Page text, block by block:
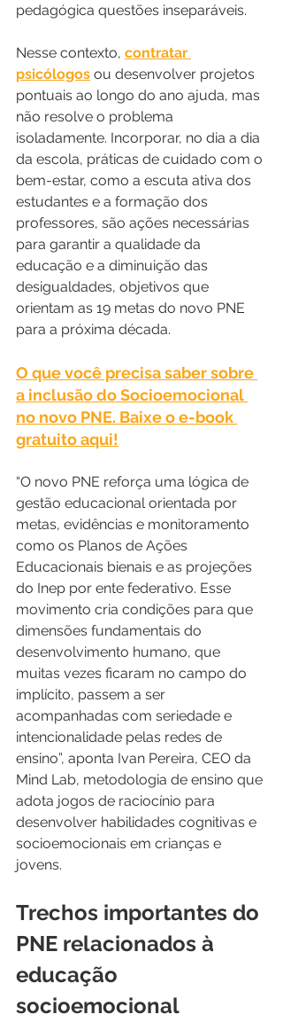
pedagógica questões inseparáveis.
Nesse contexto, contratar
psicólogos ou desenvolver projetos
pontuais ao longo do ano ajuda, mas
não resolve o problema
isoladamente. Incorporar, no dia a dia
da escola, práticas de cuidado com o
bem-estar, como a escuta ativa dos
estudantes e a formação dos
professores, são ações necessárias
para garantir a qualidade da
educação e a diminuição das
desigualdades, objetivos que
orientam as 19 metas do novo PNE
para a próxima década.
O que você precisa saber sobre
a inclusão do Socioemocional
no novo PNE. Baixe o e-book
gratuito aqui!
“O novo PNE reforça uma lógica de
gestão educacional orientada por
metas, evidências e monitoramento
como os Planos de Ações
Educacionais bienais e as projeções
do Inep por ente federativo. Esse
movimento cria condições para que
dimensões fundamentais do
desenvolvimento humano, que
muitas vezes ficaram no campo do
implícito, passem a ser
acompanhadas com seriedade e
intencionalidade pelas redes de
ensino”, aponta Ivan Pereira, CEO da
Mind Lab, metodologia de ensino que
adota jogos de raciocínio para
desenvolver habilidades cognitivas e
socioemocionais em crianças e
jovens.
Trechos importantes do
PNE relacionados à
educação
socioemocional